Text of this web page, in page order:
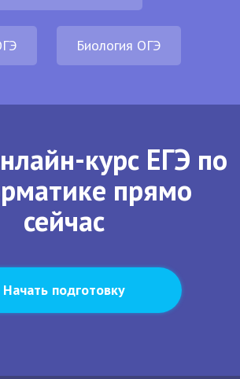
Биология ОГЭ
курс ЕГЭ по
прямо
сейчас
Начать подготовку